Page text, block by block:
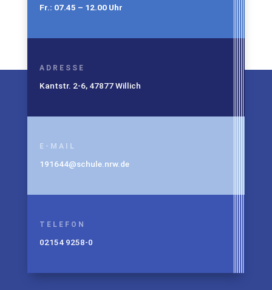
Fr.: 07.45 – 12.00 Uhr
ADRESSE
Kantstr. 2-6, 47877 Willich
E-MAIL
191644@schule.nrw.de
TELEFON
02154 9258-0